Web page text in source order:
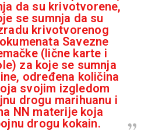
da su krivotvorene,
se sumnja da su
krivotvorenog
Savezne
(lične karte i
za koje se sumnja
određena količina
svojim izgledom
drogu marihuanu i
NN materije koja
drogu kokain.